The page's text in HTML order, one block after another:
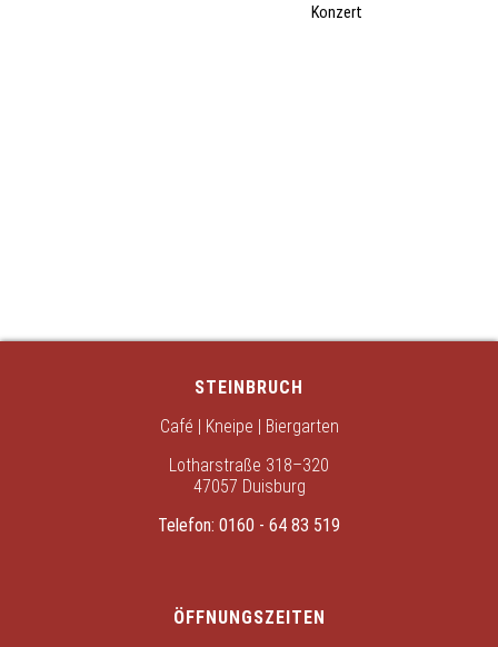
Konzert
STEINBRUCH
Café | Kneipe | Biergarten
Lotharstraße 318–320
47057 Duisburg
Telefon: 0160 - 64 83 519
ÖFFNUNGSZEITEN